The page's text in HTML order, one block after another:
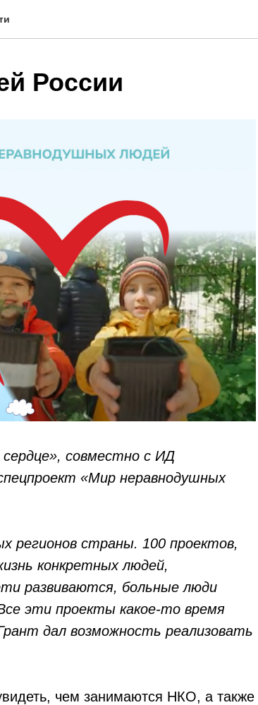
России
совместно с ИД
«Мир неравнодушных
регионов страны. 100 проектов,
конкретных людей,
развиваются, больные люди
эти проекты какое-то время
дал возможность реализовать
чем занимаются НКО, а также